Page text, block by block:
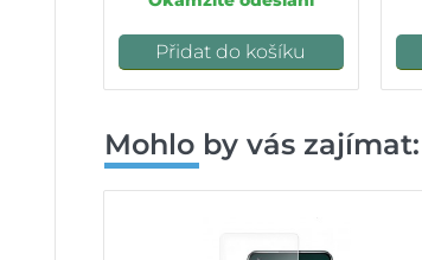
Přidat do košíku
Mohlo by vás zajímat: